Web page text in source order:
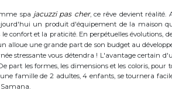
spa jacuzzi pas cher, ce rêve devient réalité.
un produit d'équipement de la maison
confort et la praticité. En perpétuelles évolutions,
alloue une grande part de son budget au
stressante vous détendra ! L'avantage certain
part les formes, les dimensions et les coloris, pour
famille de 2 adultes, 4 enfants, se tournera